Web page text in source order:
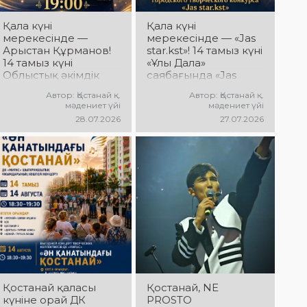
пысықталды
Қала күні
мерекесінде —
Арыстан Құрманов!
14 тамыз күні
Облыстық әкімдік
Құрмановтың
«Айналдым атыңнан,
Қостанай» атты
концерттік
бағдарламасы өтеді!
Сіздерді сүйікті
әндер, әсерлі
орындау мен
көтеріңкі мерекелік
көңіл күй күтеді!
Автор: Қостанай қ.
мәдениет үйі
28.07.2026
Қала күні
мерекесінде — «Jas
star.kst»! 14 тамыз күні
«Ұлы Дала»
саябағында «Jas
шығармашылық
жеңімпаздарының
концерті өтеді!
таланттардың
жарқын өнері,
заманауи әндер,
қуатты энергия мен
мерекелік көңіл күй
күтеді!
Автор: Қостанай қ.
мәдениет үйі
27.07.2026
Қостанай қаласы
күніне орай ДК
Қостанай, NE
PROSTO